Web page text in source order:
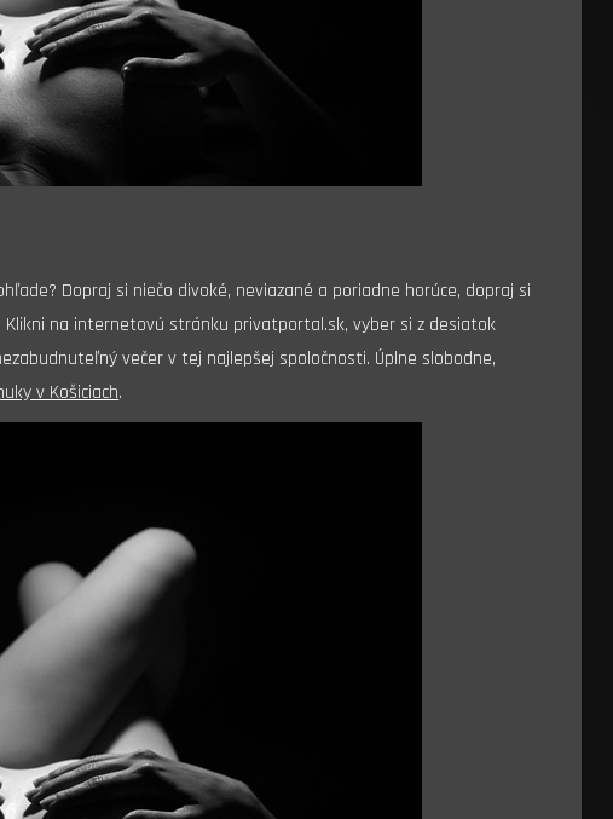
Dopraj si niečo divoké, neviazané a poriadne horúce, dopraj si
na internetovú stránku privatportal.sk, vyber si z desiatok
večer v tej najlepšej spoločnosti. Úplne slobodne,
v Košiciach.